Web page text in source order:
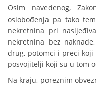
Osim navedenog,
oslobođenja pa tako
nekretnina pri
nekretnina bez
drug, potomci i preci
posvojitelji koji su u tom
Na kraju, poreznim